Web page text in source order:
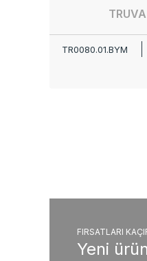
TR0080.01.BYM
FIRSATLARI
Yeni